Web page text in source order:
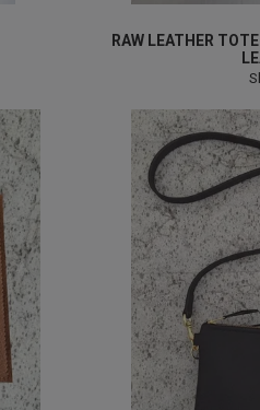
RAW LEATHER